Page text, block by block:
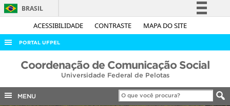
ACESSIBILIDADE CONTRASTE MAPA DO SITE
BRASIL
Simplifique!
Acesso à informação
Legislação
Canais
PORTAL UFPEL
ACESSO À INFORMAÇÃO
COBALTO
Coordenação de Comunicação Social
Universidade Federal de Pelotas
MENU